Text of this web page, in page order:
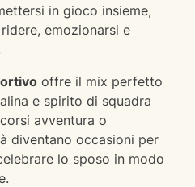
in gioco insieme,
emozionarsi e
offre il mix perfetto
e spirito di squadra
avventura o
diventano occasioni per
lo sposo in modo